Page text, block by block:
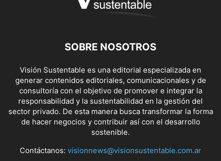
SOBRE NOSOTROS
Visión Sustentable es una editorial especializada en
generar contenidos editoriales, comunicacionales y de
consultoría con el objetivo de promover e integrar la
responsabilidad y la sustentabilidad en la gestión del
sector privado. De esta manera busca transformar la forma
de hacer negocios y contribuir así con el desarrollo
sostenible.
Contáctanos: visionnews@visionsustentable.com.ar